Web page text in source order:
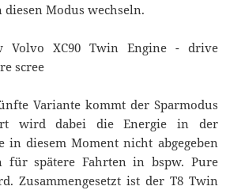
Modus wechseln.
Variante kommt der Sparmodus
wird dabei die Energie in der
in diesem Moment nicht abgegeben
für spätere Fahrten in bspw. Pure
Zusammengesetzt ist der T8 Twin